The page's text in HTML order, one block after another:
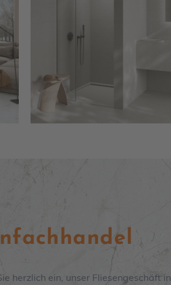
herzlich ein, unser Fliesengeschäft in